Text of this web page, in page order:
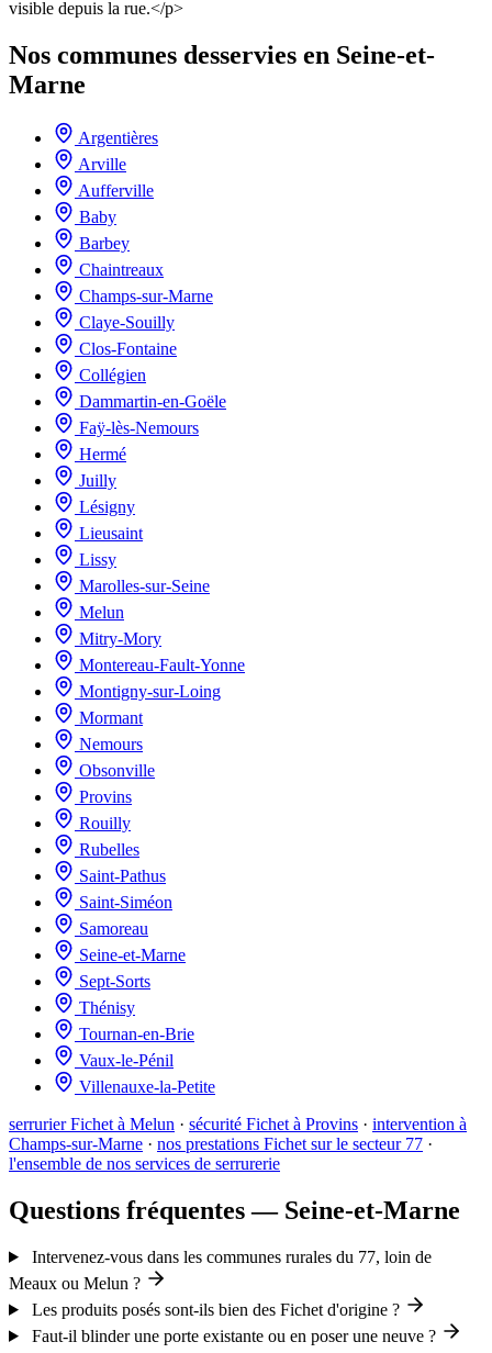
visible depuis la rue.</p>
Nos communes desservies en Seine-et-
Marne
Argentières
Arville
Aufferville
Baby
Barbey
Chaintreaux
Champs-sur-Marne
Claye-Souilly
Clos-Fontaine
Collégien
Dammartin-en-Goële
Faÿ-lès-Nemours
Hermé
Juilly
Lésigny
Lieusaint
Lissy
Marolles-sur-Seine
Melun
Mitry-Mory
Montereau-Fault-Yonne
Montigny-sur-Loing
Mormant
Nemours
Obsonville
Provins
Rouilly
Rubelles
Saint-Pathus
Saint-Siméon
Samoreau
Seine-et-Marne
Sept-Sorts
Thénisy
Tournan-en-Brie
Vaux-le-Pénil
Villenauxe-la-Petite
serrurier Fichet à Melun · sécurité Fichet à Provins · intervention à
Champs-sur-Marne · nos prestations Fichet sur le secteur 77 ·
l'ensemble de nos services de serrurerie
Questions fréquentes — Seine-et-Marne
Intervenez-vous dans les communes rurales du 77, loin de
Meaux ou Melun ?
Les produits posés sont-ils bien des Fichet d'origine ?
Faut-il blinder une porte existante ou en poser une neuve ?